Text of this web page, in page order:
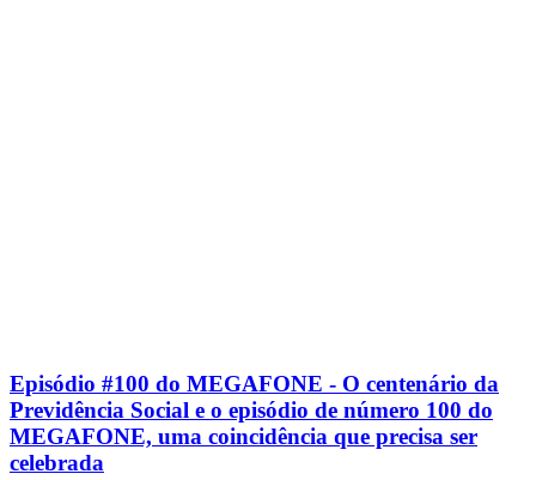
Episódio #100 do MEGAFONE - O centenário da
Previdência Social e o episódio de número 100 do
MEGAFONE, uma coincidência que precisa ser
celebrada